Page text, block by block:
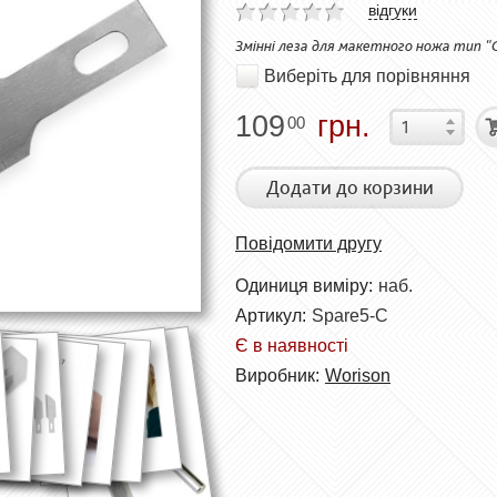
відгуки
Змінні леза для макетного ножа тип
Виберіть для порівняння
10900 грн.
Додати до корзини
Повідомити другу
Одиниця виміру: наб.
Артикул: Spare5-C
Є в наявності
Виробник: Worison